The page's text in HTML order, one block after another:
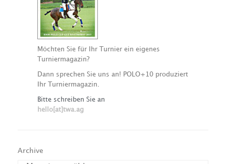
Möchten Sie für Ihr Turnier ein eigenes
Turniermagazin?
Dann sprechen Sie uns an! POLO+10 produziert
Ihr Turniermagazin.
Bitte schreiben Sie an
hello[at]twa.ag
Archive